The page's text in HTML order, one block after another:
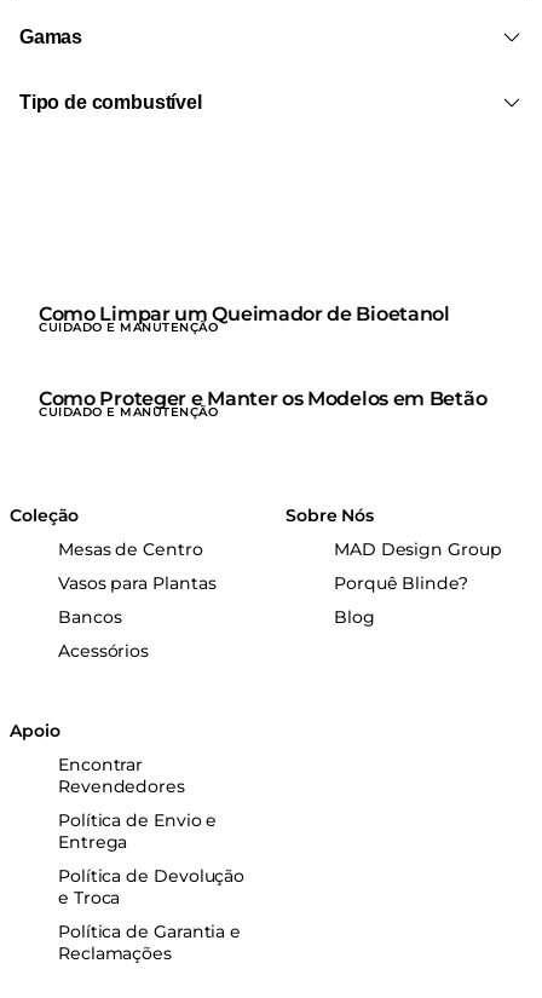
Gamas
Tipo de combustível
Como Limpar um Queimador de Bioetanol
CUIDADO E MANUTENÇÃO
Como Proteger e Manter os Modelos em Betão
CUIDADO E MANUTENÇÃO
Coleção
Mesas de Centro
Vasos para Plantas
Bancos
Acessórios
Sobre Nós
MAD Design Group
Porquê Blinde?
Blog
Apoio
Encontrar
Revendedores
Política de Envio e
Entrega
Política de Devolução
e Troca
Política de Garantia e
Reclamações